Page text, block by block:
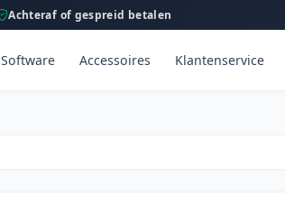
Achteraf of gespreid betalen
Software Accessoires Klantenservice